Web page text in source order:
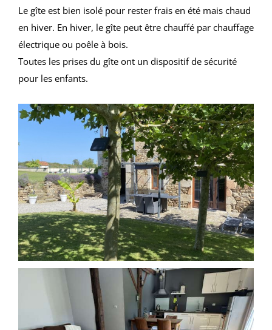
Le gîte est bien isolé pour rester frais en été mais chaud
en hiver. En hiver, le gîte peut être chauffé par chauffage
électrique ou poêle à bois.
Toutes les prises du gîte ont un dispositif de sécurité
pour les enfants.